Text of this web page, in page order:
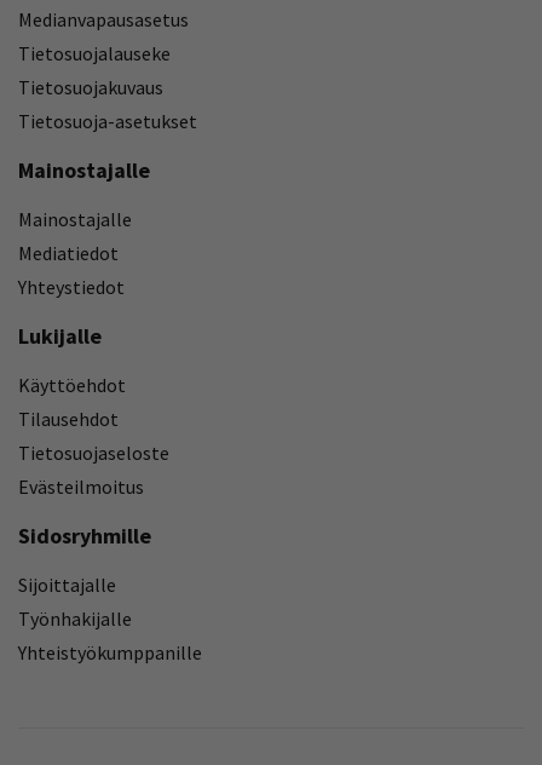
Medianvapausasetus
Tietosuojalauseke
Tietosuojakuvaus
Tietosuoja-asetukset
Mainostajalle
Mainostajalle
Mediatiedot
Yhteystiedot
Lukijalle
Käyttöehdot
Tilausehdot
Tietosuojaseloste
Evästeilmoitus
Sidosryhmille
Sijoittajalle
Työnhakijalle
Yhteistyökumppanille